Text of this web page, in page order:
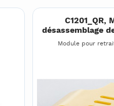
C1201_QR,
désassemblage
Module pour